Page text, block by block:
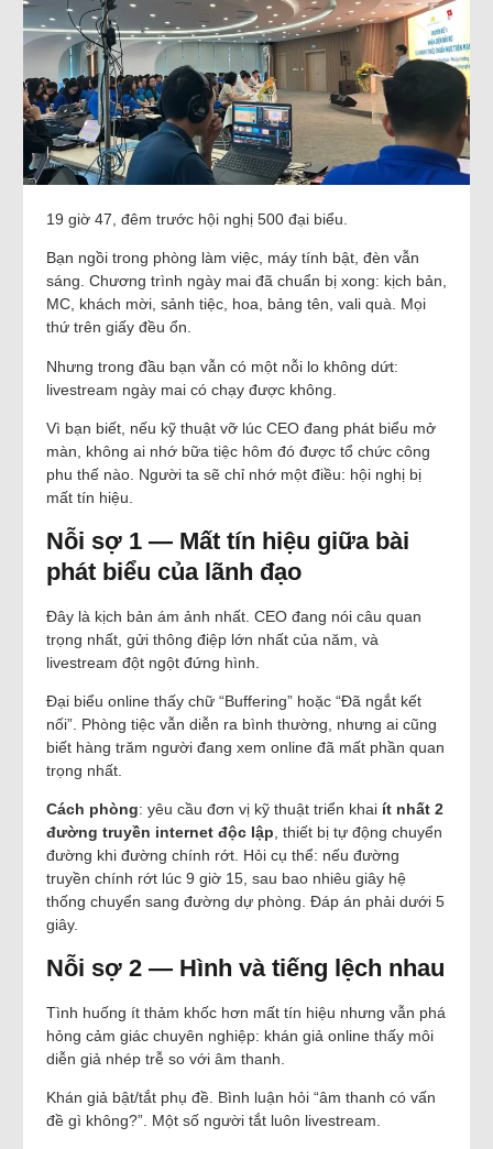
19 giờ 47, đêm trước hội nghị 500 đại biểu.
Bạn ngồi trong phòng làm việc, máy tính bật, đèn vẫn
sáng. Chương trình ngày mai đã chuẩn bị xong: kịch bản,
MC, khách mời, sảnh tiệc, hoa, bảng tên, vali quà. Mọi
thứ trên giấy đều ổn.
Nhưng trong đầu bạn vẫn có một nỗi lo không dứt:
livestream ngày mai có chạy được không.
Vì bạn biết, nếu kỹ thuật vỡ lúc CEO đang phát biểu mở
màn, không ai nhớ bữa tiệc hôm đó được tổ chức công
phu thế nào. Người ta sẽ chỉ nhớ một điều: hội nghị bị
mất tín hiệu.
Nỗi sợ 1 — Mất tín hiệu giữa bài
phát biểu của lãnh đạo
Đây là kịch bản ám ảnh nhất. CEO đang nói câu quan
trọng nhất, gửi thông điệp lớn nhất của năm, và
livestream đột ngột đứng hình.
Đại biểu online thấy chữ “Buffering” hoặc “Đã ngắt kết
nối”. Phòng tiệc vẫn diễn ra bình thường, nhưng ai cũng
biết hàng trăm người đang xem online đã mất phần quan
trọng nhất.
Cách phòng: yêu cầu đơn vị kỹ thuật triển khai ít nhất 2
đường truyền internet độc lập, thiết bị tự động chuyển
đường khi đường chính rớt. Hỏi cụ thể: nếu đường
truyền chính rớt lúc 9 giờ 15, sau bao nhiêu giây hệ
thống chuyển sang đường dự phòng. Đáp án phải dưới 5
giây.
Nỗi sợ 2 — Hình và tiếng lệch nhau
Tình huống ít thảm khốc hơn mất tín hiệu nhưng vẫn phá
hỏng cảm giác chuyên nghiệp: khán giả online thấy môi
diễn giả nhép trễ so với âm thanh.
Khán giả bật/tắt phụ đề. Bình luận hỏi “âm thanh có vấn
đề gì không?”. Một số người tắt luôn livestream.